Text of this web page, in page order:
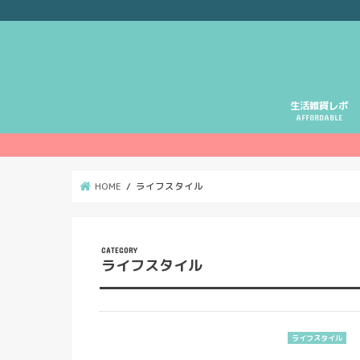
生活雑貨レポ
AFFORDABLE
HOME ライフスタイル
ライフスタイル
ライフスタイル